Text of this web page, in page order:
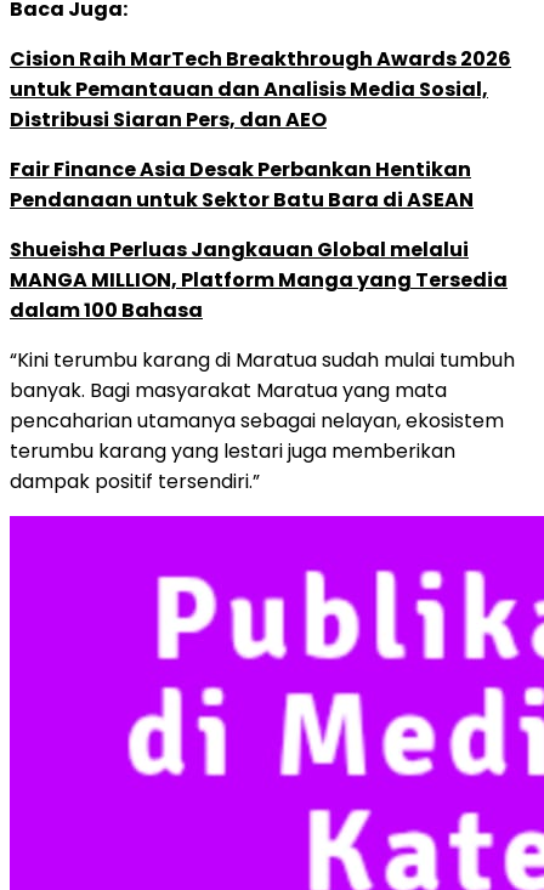
Baca Juga:
Cision Raih MarTech Breakthrough Awards 2026
untuk Pemantauan dan Analisis Media Sosial,
Distribusi Siaran Pers, dan AEO
Fair Finance Asia Desak Perbankan Hentikan
Pendanaan untuk Sektor Batu Bara di ASEAN
Shueisha Perluas Jangkauan Global melalui
MANGA MILLION, Platform Manga yang Tersedia
dalam 100 Bahasa
“Kini terumbu karang di Maratua sudah mulai tumbuh
banyak. Bagi masyarakat Maratua yang mata
pencaharian utamanya sebagai nelayan, ekosistem
terumbu karang yang lestari juga memberikan
dampak positif tersendiri.”